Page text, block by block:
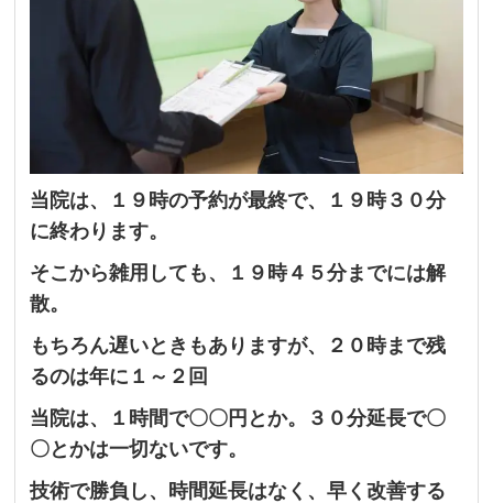
当院は、１９時の予約が最終で、１９時３０分
に終わります。
そこから雑用しても、１９時４５分までには解
散。
もちろん遅いときもありますが、２０時まで残
るのは年に１～２回
当院は、１時間で〇〇円とか。３０分延長で〇
〇とかは一切ないです。
技術で勝負し、時間延長はなく、早く改善する